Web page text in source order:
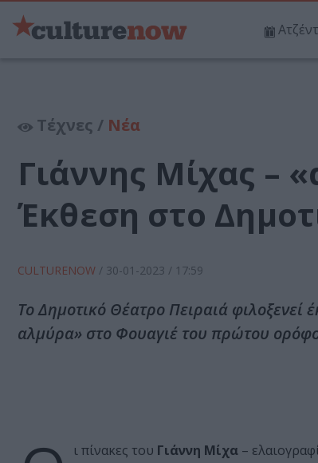
Τέχνες / Νέα
Γιάννης Μίχας –
Έκθεση στο
CULTURENOW / 30-01-2023 / 17:59
Το Δημοτικό Θέατρο Πειραιά φιλοξενεί
αλμύρα» στο Φουαγιέ του πρώτου
ι πίνακες του Γιάννη Μίχα –